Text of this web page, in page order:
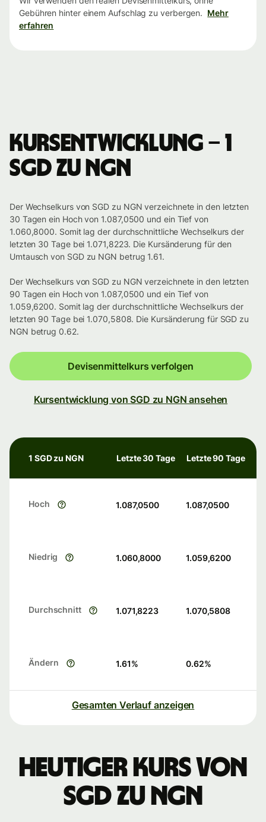
Gebühren hinter einem Aufschlag zu verbergen. Mehr
erfahren
Kursentwicklung – 1
SGD zu NGN
Der Wechselkurs von SGD zu NGN verzeichnete in den letzten
30 Tagen ein Hoch von 1.087,0500 und ein Tief von
1.060,8000. Somit lag der durchschnittliche Wechselkurs der
letzten 30 Tage bei 1.071,8223. Die Kursänderung für den
Umtausch von SGD zu NGN betrug 1.61.
Der Wechselkurs von SGD zu NGN verzeichnete in den letzten
90 Tagen ein Hoch von 1.087,0500 und ein Tief von
1.059,6200. Somit lag der durchschnittliche Wechselkurs der
letzten 90 Tage bei 1.070,5808. Die Kursänderung für SGD zu
NGN betrug 0.62.
Devisenmittelkurs verfolgen
Kursentwicklung von SGD zu NGN ansehen
1 SGD zu NGN Letzte 30 Tage Letzte 90 Tage
Hoch 1.087,0500 1.087,0500
Niedrig 1.060,8000 1.059,6200
Durchschnitt 1.071,8223 1.070,5808
Ändern 1.61% 0.62%
Gesamten Verlauf anzeigen
Heutiger Kurs von
SGD zu NGN